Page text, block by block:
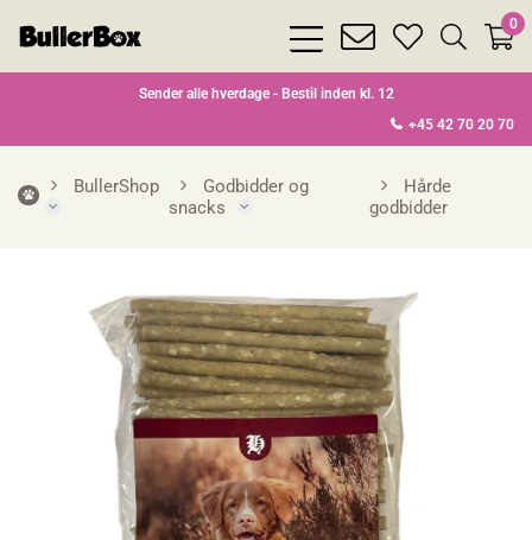
bars
light
envelope
heart
search
0
Sender alle hverdage - Bestil inden kl. 12
+45 42 70 20 70
BullerShop
Godbidder og
snacks
Hårde
godbidder